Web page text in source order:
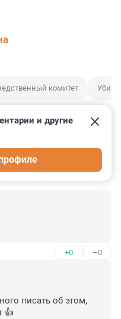
комитет
и другие
+0 –0
писать об этом,
👍